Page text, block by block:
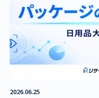
2026.06.25